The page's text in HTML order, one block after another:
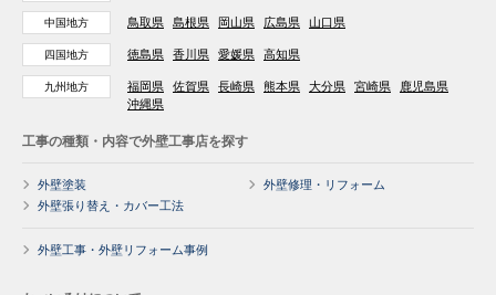
中国地方 鳥取県 島根県 岡山県 広島県 山口県
四国地方 徳島県 香川県 愛媛県 高知県
九州地方 福岡県 佐賀県 長崎県 熊本県 大分県 宮崎県
鹿児島県
沖縄県
工事の種類・内容で外壁工事店を探す
外壁塗装
外壁修理・リフォーム
外壁張り替え・カバー工法
外壁工事・外壁リフォーム事例